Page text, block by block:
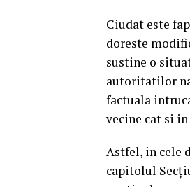
Ciudat este
doreste
sustine o
autoritatilor
factuala
vecine cat si
Astfel, in cele
capitolul